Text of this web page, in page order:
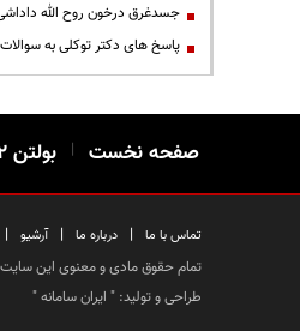
جسدغرق درخون روح الله
پاسخ های دکتر توکلی به
صفحه نخست | بولتن ۲
تماس با ما | درباره ما | آرشیو |
تمام حقوق مادی و معنوی این سایت
طراحی و تولید: " ایران سامانه"